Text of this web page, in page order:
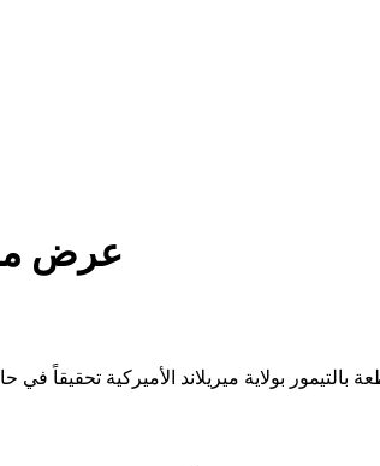
عرض
بولاية ميريلاند الأميركية تحقيقاً